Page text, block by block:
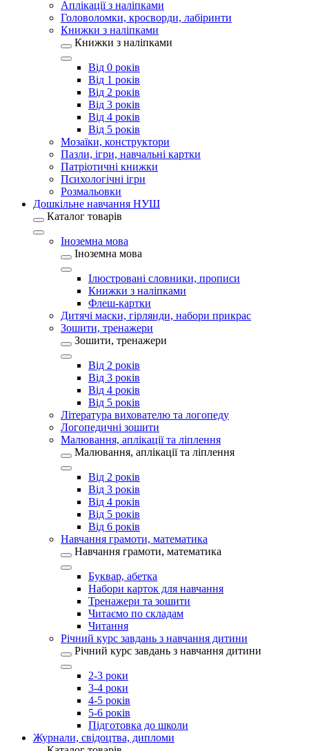
Аплікації з наліпками
Головоломки, кросворди, лабіринти
Книжки з наліпками
Книжки з наліпками
Від 0 років
Від 1 років
Від 2 років
Від 3 років
Від 4 років
Від 5 років
Мозаїки, конструктори
Пазли, ігри, навчальні картки
Патріотичні книжки
Психологічні ігри
Розмальовки
Дошкільне навчання НУШ
Каталог товарів
Іноземна мова
Іноземна мова
Ілюстровані словники, прописи
Книжки з наліпками
Флеш-картки
Дитячі маски, гірлянди, набори прикрас
Зошити, тренажери
Зошити, тренажери
Від 2 років
Від 3 років
Від 4 років
Від 5 років
Література вихователю та логопеду
Логопедичні зошити
Малювання, аплікації та ліплення
Малювання, аплікації та ліплення
Від 2 років
Від 3 років
Від 4 років
Від 5 років
Від 6 років
Навчання грамоти, математика
Навчання грамоти, математика
Буквар, абетка
Набори карток для навчання
Тренажери та зошити
Читаємо по складам
Читання
Річний курс завдань з навчання дитини
Річний курс завдань з навчання дитини
2-3 роки
3-4 роки
4-5 років
5-6 років
Підготовка до школи
Журнали, свідоцтва, дипломи